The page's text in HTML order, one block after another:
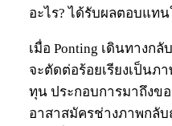
อะไร? ได้รับผลตอบแท
เมื่อ Ponting เดินทางก
จะตัดต่อร้อยเรียงเป็นภ
ทุน ประกอบการมาถึงข
อาสาสมัครช่างภาพกลับ